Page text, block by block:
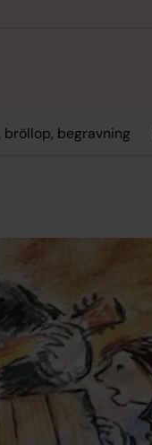
bröllop, begravning